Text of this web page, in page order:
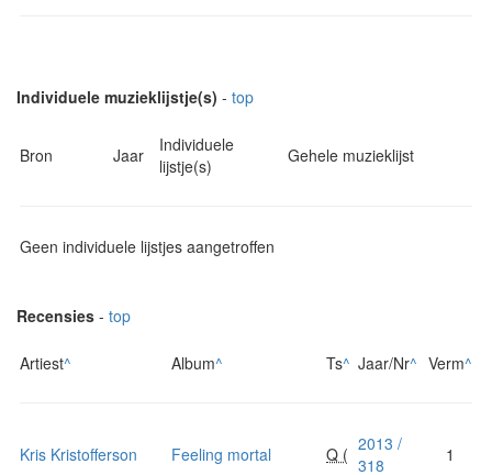
Individuele muzieklijstje(s) - top
Bron Jaar
Individuele
lijstje(s)
Gehele muzieklijst
Geen individuele lijstjes aangetroffen
Recensies - top
Artiest^ Album^ Ts^ Jaar/Nr^ Verm^
Kris Kristofferson Feeling mortal Q ( 2013 /
318
1